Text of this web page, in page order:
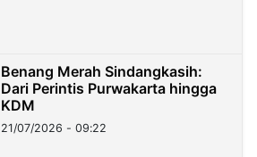
Benang Merah Sindangkasih:
Dari Perintis Purwakarta hingga
KDM
21/07/2026 - 09:22